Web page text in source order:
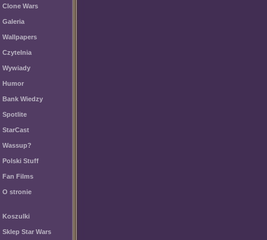
Clone Wars
Galeria
Wallpapers
Czytelnia
Wywiady
Humor
Bank Wiedzy
Spotlite
StarCast
Wassup?
Polski Stuff
Fan Films
O stronie
Koszulki
Sklep Star Wars